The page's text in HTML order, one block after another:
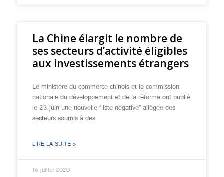
La Chine élargit le nombre de
ses secteurs d’activité éligibles
aux investissements étrangers
Le ministère du commerce chinois et la commission
nationale du développement et de la réforme ont publié
le 23 juin une nouvelle ‘’liste négative’’ allégée des
secteurs soumis à des
LIRE LA SUITE »
16 juillet 2020